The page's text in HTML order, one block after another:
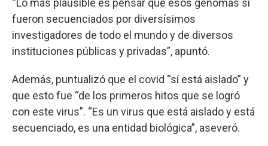
“Lo más plausible es pensar que esos genomas sí
fueron secuenciados por diversísimos
investigadores de todo el mundo y de diversos
instituciones públicas y privadas”, apuntó.
Además, puntualizó que el covid “sí está aislado” y
que esto fue “de los primeros hitos que se logró
con este virus”. “Es un virus que está aislado y está
secuenciado, es una entidad biológica”, aseveró.